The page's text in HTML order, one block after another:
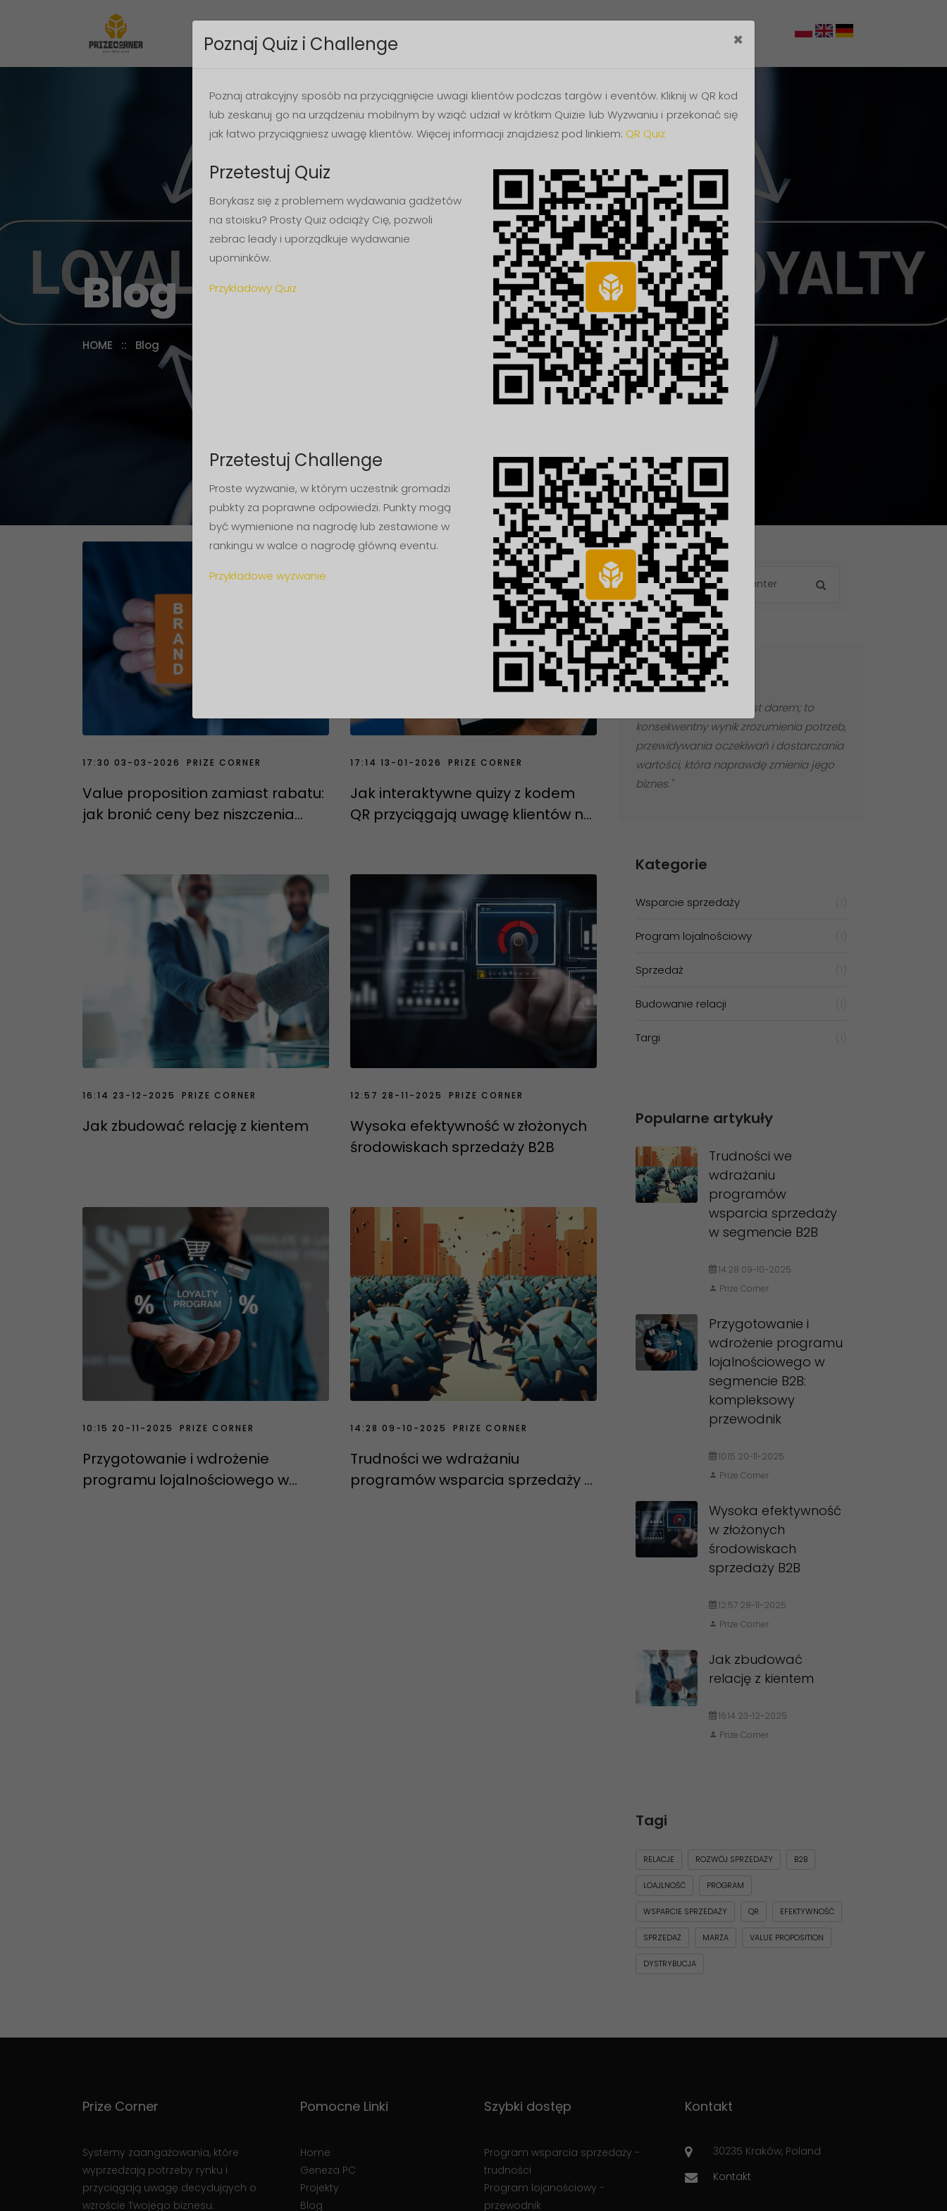
Poznaj Quiz i Challenge ×
Poznaj atrakcyjny sposób na przyciągnięcie uwagi klientów podczas targów i eventów. Kliknij w QR kod
lub zeskanuj go na urządzeniu mobilnym by wziąć udział w krótkim Quizie lub Wyzwaniu i przekonać się
jak łatwo przyciągniesz uwagę klientów. Więcej informacji znajdziesz pod linkiem: QR Quiz
Przetestuj Quiz
Borykasz się z problemem wydawania gadżetów
na stoisku? Prosty Quiz odciąży Cię, pozwoli
zebrac leady i uporządkuje wydawanie
upominków.
Przykładowy Quiz
Przetestuj Challenge
Proste wyzwanie, w którym uczestnik gromadzi
pubkty za poprawne odpowiedzi. Punkty mogą
być wymienione na nagrodę lub zestawione w
rankingu w walce o nagrodę główną eventu.
Przykładowe wyzwanie
Blog
HOME :: Blog
17:30 03-03-2026 PRIZE CORNER
Value proposition zamiast rabatu:
jak bronić ceny bez niszczenia
17:14 13-01-2026 PRIZE CORNER
Jak interaktywne quizy z kodem
QR przyciągają uwagę klientów na
16:14 23-12-2025 PRIZE CORNER
Jak zbudować relację z kientem
12:57 28-11-2025 PRIZE CORNER
Wysoka efektywność w złożonych
środowiskach sprzedaży B2B
10:15 20-11-2025 PRIZE CORNER
Przygotowanie i wdrożenie
programu lojalnościowego w
14:28 09-10-2025 PRIZE CORNER
Trudności we wdrażaniu
programów wsparcia sprzedaży w
Cytat dnia
"Lojalność klienta nie jest darem; to
konsekwentny wynik zrozumienia potrzeb,
przewidywania oczekiwań i dostarczania
wartości, która naprawdę zmienia jego
biznes."
Kategorie
Wsparcie sprzedaży
Program lojalnościowy
Sprzedaż
Budowanie relacji
Targi
Popularne artykuły
Trudności we
wdrażaniu
programów
wsparcia sprzedaży
w segmencie B2B
14:28 09-10-2025
Prize Corner
Przygotowanie i
wdrożenie programu
lojalnościowego w
segmencie B2B:
kompleksowy
przewodnik
10:15 20-11-2025
Prize Corner
Wysoka efektywność
w złożonych
środowiskach
sprzedaży B2B
12:57 28-11-2025
Prize Corner
Jak zbudować
relację z kientem
16:14 23-12-2025
Prize Corner
Tagi
RELACJE ROZWÓJ SPRZEDAŻY B2B
LOAJLNOŚĆ PROGRAM
WSPARCIE SPRZEDAŻY QR EFEKTYWNOŚĆ
SPRZEDAŻ MARŻA VALUE PROPOSITION
DYSTRYBUCJA
Prize Corner
Systemy zaangażowania, które
wyprzedzają potrzeby rynku i
przyciągają uwagę decydująych o
wzroście Twojego biznesu.
Pomocne Linki
Home
Geneza PC
Projekty
Blog
Szybki dostęp
Program wsparcia sprzedaży -
trudności
Program lojanościowy -
przewodnik
Kontakt
30235 Kraków, Poland
Kontakt